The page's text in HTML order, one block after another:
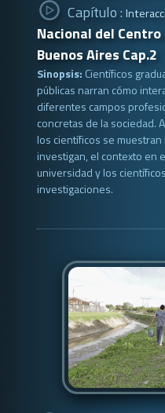
Capítulo :
Nacional del
Buenos Aires Cap.2
Sinopsis: Científicos
públicas narran cómo
diferentes campos
concretas de la sociedad.
los científicos se
investigan, el contexto en
universidad y los
investigaciones.